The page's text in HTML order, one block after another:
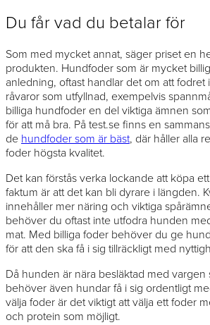
Du får vad du betalar för
Som med mycket annat, säger priset en
produkten. Hundfoder som är mycket
anledning, oftast handlar det om att fodret
råvaror som utfyllnad, exempelvis
billiga hundfoder en del viktiga ämnen
för att må bra. På test.se finns en
de hundfoder som är bäst, där håller alla
foder högsta kvalitet.
Det kan förstås verka lockande att köpa
faktum är att det kan bli dyrare i längden.
innehåller mer näring och viktiga
behöver du oftast inte utfodra hunden
mat. Med billiga foder behöver du ge
för att den ska få i sig tillräckligt med
Då hunden är nära besläktad med vargen
behöver även hundar få i sig ordentligt
välja foder är det viktigt att välja ett foder
och protein som möjligt.